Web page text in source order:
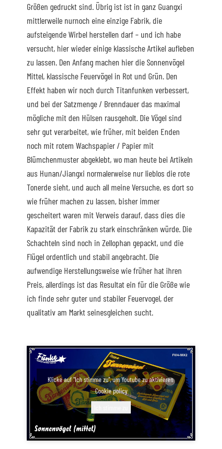
Größen gedruckt sind. Übrig ist ist in ganz Guangxi
mittlerweile nurnoch eine einzige Fabrik, die
aufsteigende Wirbel herstellen darf – und ich habe
versucht, hier wieder einige klassische Artikel aufleben
zu lassen. Den Anfang machen hier die Sonnenvögel
Mittel, klassische Feuervögel in Rot und Grün. Den
Effekt haben wir noch durch Titanfunken verbessert,
und bei der Satzmenge / Brenndauer das maximal
mögliche mit den Hülsen rausgeholt. Die Vögel sind
sehr gut verarbeitet, wie früher, mit beiden Enden
noch mit rotem Wachspapier / Papier mit
Blümchenmuster abgeklebt, wo man heute bei Artikeln
aus Hunan/Jiangxi normalerweise nur lieblos die rote
Tonerde sieht, und auch all meine Versuche, es dort so
wie früher machen zu lassen, bisher immer
gescheitert waren mit Verweis darauf, dass dies die
Kapazität der Fabrik zu stark einschränken würde. Die
Schachteln sind noch in Zellophan gepackt, und die
Flügel ordentlich und stabil angebracht. Die
aufwendige Herstellungsweise wie früher hat ihren
Preis, allerdings ist das Resultat ein für die Größe wie
ich finde sehr guter und stabiler Feuervogel, der
qualitativ am Markt seinesgleichen sucht.
Klicke auf "Ich stimme zu", um Youtube zu aktivieren
Cookie policy